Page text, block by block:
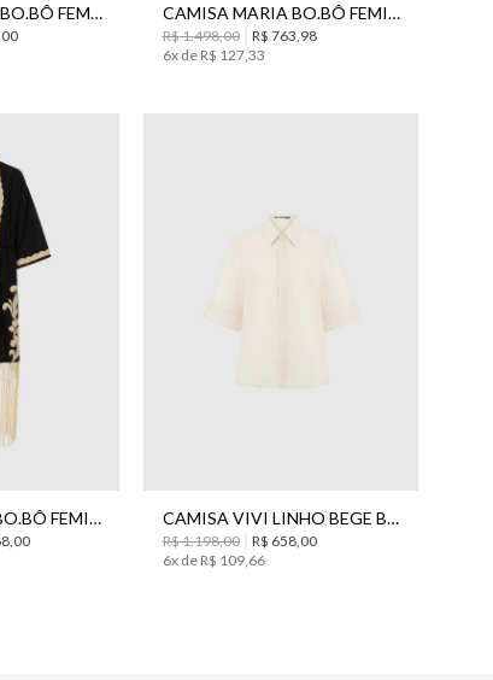
KIMONO MARIA BO.BÔ FEMININO
00
CAMISA MARIA BO.BÔ FEMININA
R$1.498,00 R$ 763 98
6x de R$ 127, 33
KIMONO ADITI BO.BÔ FEMININO
, 00
CAMISA VIVI LINHO BEGE BO.BÔ FEMININA
R$1.198,00 R$ 658, 00
6x de R$ 109, 66